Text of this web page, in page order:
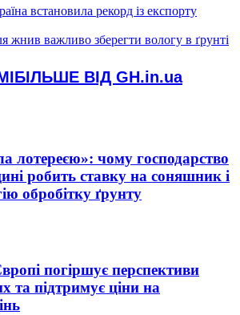
встановила рекорд із експорту
жнив важливо зберегти вологу в ґрунті
БІЛЬШЕ ВІД GH.in.ua
лотереєю»: чому господарство
робить ставку на соняшник і
обробітку ґрунту
погіршує перспективи
та підтримує ціни на